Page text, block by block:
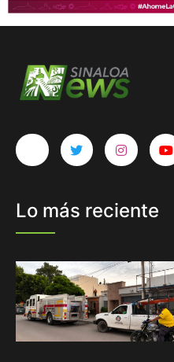
Lo más reciente